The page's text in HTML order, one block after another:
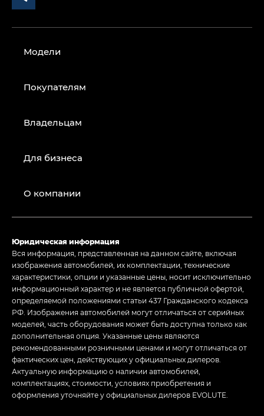
Модели
Покупателям
Владельцам
Для бизнеса
О компании
Юридическая информация
Вся информация, представленная на данном сайте, включая
изображения автомобилей, их комплектации, технические
характеристики, опции и указанные цены, носит исключительно
информационный характер и не является публичной офертой,
определяемой положениями статьи 437 Гражданского кодекса
РФ. Изображения автомобилей могут отличаться от серийных
моделей, часть оборудования может быть доступна только как
дополнительная опция. Указанные цены являются
рекомендованными розничными ценами и могут отличаться от
фактических цен, действующих у официальных дилеров.
Актуальную информацию о наличии автомобилей,
комплектациях, стоимости, условиях приобретения и
оформления уточняйте у официальных дилеров EVOLUTE.